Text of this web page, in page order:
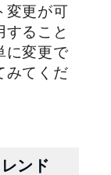
変更が可
すること
に変更で
みてくだ
ンド